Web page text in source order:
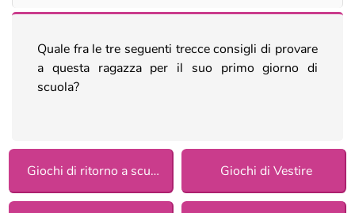
Quale fra le tre seguenti trecce consigli di provare
a questa ragazza per il suo primo giorno di
scuola?
Giochi di ritorno a scuola Giochi di Vestire